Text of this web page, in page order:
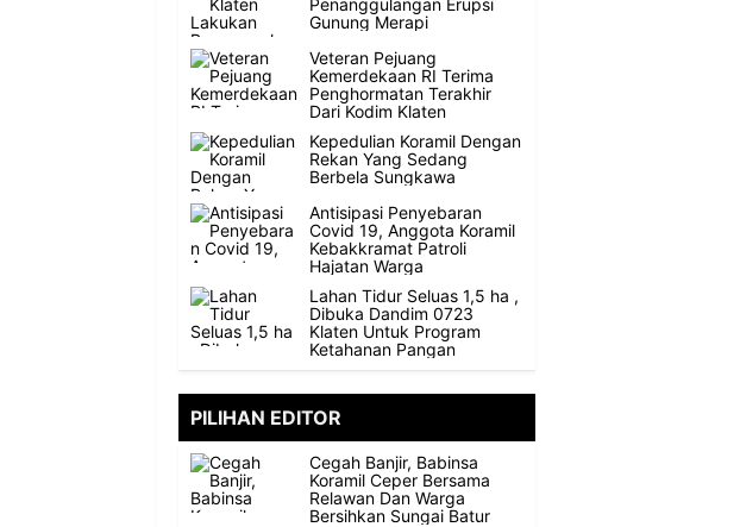
Penanggulangan Erupsi
Gunung Merapi
Veteran Pejuang
Kemerdekaan RI Terima
Penghormatan Terakhir
Dari Kodim Klaten
Kepedulian Koramil Dengan
Rekan Yang Sedang
Berbela Sungkawa
Antisipasi Penyebaran
Covid 19, Anggota Koramil
Kebakkramat Patroli
Hajatan Warga
Lahan Tidur Seluas 1,5 ha ,
Dibuka Dandim 0723
Klaten Untuk Program
Ketahanan Pangan
PILIHAN EDITOR
Cegah Banjir, Babinsa
Koramil Ceper Bersama
Relawan Dan Warga
Bersihkan Sungai Batur